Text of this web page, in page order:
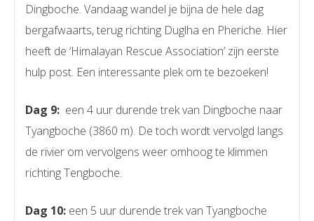
Dingboche. Vandaag wandel je bijna de hele dag
bergafwaarts, terug richting Duglha en Pheriche. Hier
heeft de ‘Himalayan Rescue Association’ zijn eerste
hulp post. Een interessante plek om te bezoeken!
Dag 9: een 4 uur durende trek van Dingboche naar
Tyangboche (3860 m). De toch wordt vervolgd langs
de rivier om vervolgens weer omhoog te klimmen
richting Tengboche.
Dag 10: een 5 uur durende trek van Tyangboche